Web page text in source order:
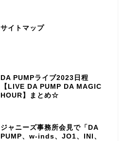
サイトマップ
DA PUMPライブ2023日程
【LIVE DA PUMP DA MAGIC
HOUR】まとめ☆
ジャニーズ事務所会見で「DA
PUMP、w-inds、JO1、INI、